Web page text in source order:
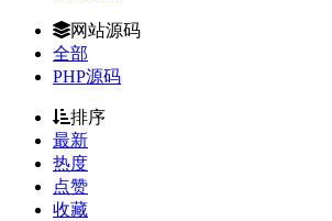
网站源码
全部
PHP源码
排序
最新
热度
点赞
收藏